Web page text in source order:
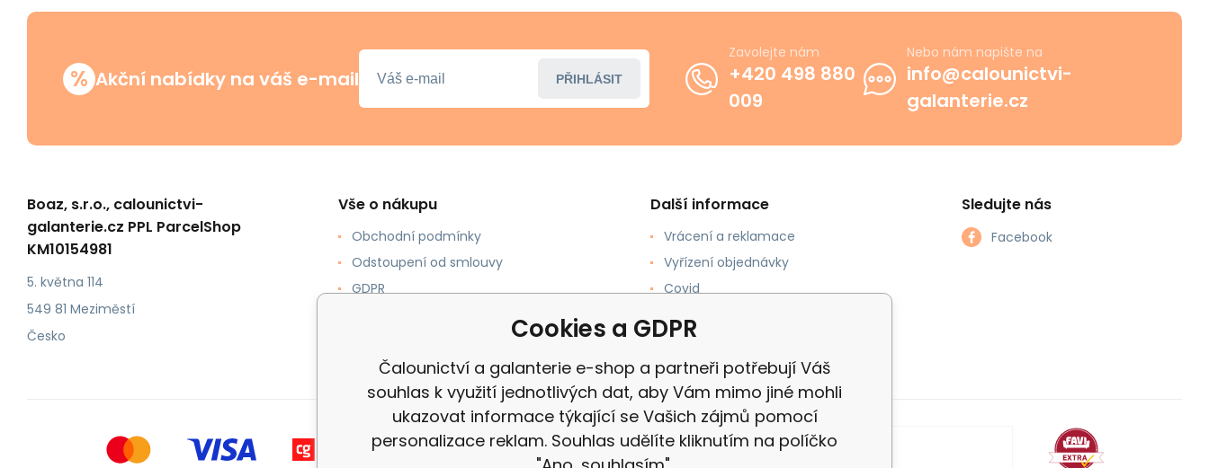
% Akční nabídky na váš e-mail PŘIHLÁSIT
Zavolejte nám
+420 498 880
009
Nebo nám napište na
info@calounictvi-
galanterie.cz
Boaz, s.r.o., calounictvi-
galanterie.cz PPL ParcelShop
KM10154981
5. května 114
549 81 Meziměstí
Česko
Vše o nákupu
Obchodní podmínky
Odstoupení od smlouvy
GDPR
Další informace
Vrácení a reklamace
Vyřízení objednávky
Covid
Sledujte nás
Facebook
Cookies a GDPR
Čalounictví a galanterie e-shop a partneři potřebují Váš
souhlas k využití jednotlivých dat, aby Vám mimo jiné mohli
ukazovat informace týkající se Vašich zájmů pomocí
personalizace reklam. Souhlas udělíte kliknutím na políčko